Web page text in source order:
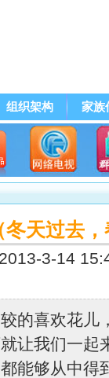
组织架构 家族
天过去
3-14
的喜欢花儿
让我们一起
能够从中得